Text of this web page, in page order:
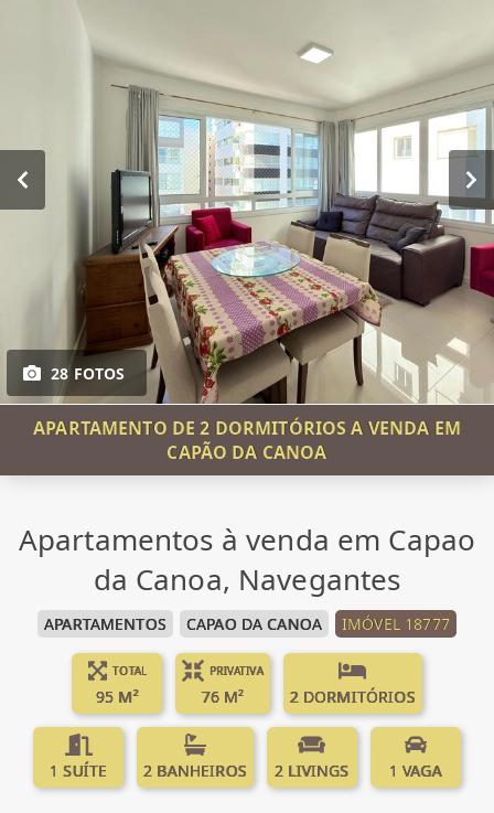
28 FOTOS
APARTAMENTO DE 2 DORMITÓRIOS A VENDA EM
CAPÃO DA CANOA
Apartamentos à venda em Capao
da Canoa, Navegantes
APARTAMENTOS CAPAO DA CANOA IMÓVEL 18777
TOTAL
95 M²
PRIVATIVA
76 M² 2 DORMITÓRIOS
1 SUÍTE 2 BANHEIROS 2 LIVINGS 1 VAGA